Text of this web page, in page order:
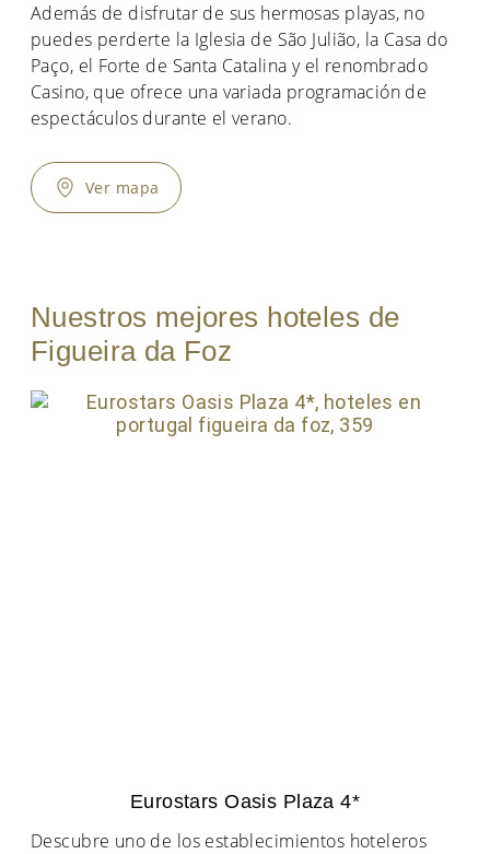
Además de disfrutar de sus hermosas playas, no
puedes perderte la Iglesia de São Julião, la Casa do
Paço, el Forte de Santa Catalina y el renombrado
Casino, que ofrece una variada programación de
espectáculos durante el verano.
Ver mapa
Nuestros mejores hoteles de
Figueira da Foz
Eurostars Oasis Plaza 4*
Descubre uno de los establecimientos hoteleros